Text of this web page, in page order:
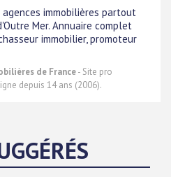
immobilières partout
Mer. Annuaire complet
immobilier, promoteur
de France- Site pro
depuis 14 ans (2006).